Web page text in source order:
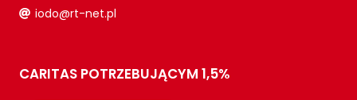
iodo@rt-net.pl
CARITAS POTRZEBUJĄCYM 1,5%